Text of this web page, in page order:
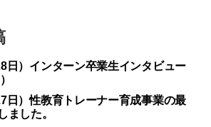
日）インターン卒業生インタビュー
日）性教育トレーナー育成事業の最
ました。